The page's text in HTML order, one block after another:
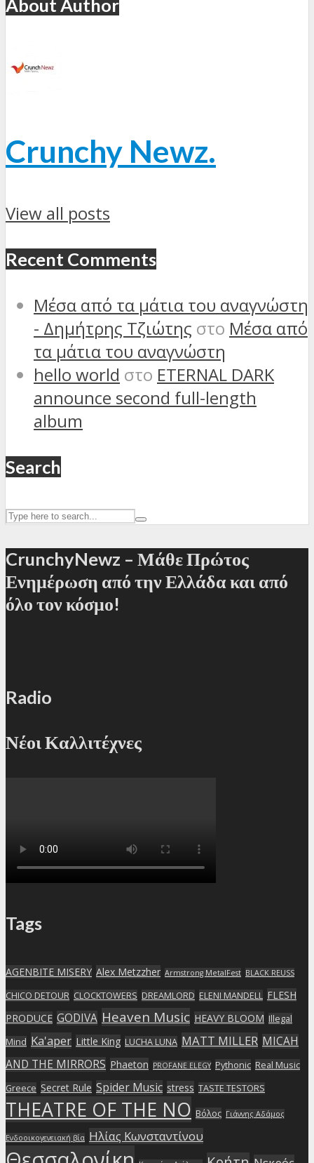
About Author
Crunchy Newz.
View all posts
Recent Comments
Μέσα από τα μάτια του αναγνώστη
- Δημήτρης Τζιώτης στο Μέσα από
τα μάτια του αναγνώστη
hello world στο ETERNAL DARK
announce second full-length
album
Search
CrunchyNewz – Μάθε Πρώτος
Ενημέρωση από την Ελλάδα και από
όλο τον κόσμο!
Radio
Νέοι Καλλιτέχνες
Tags
AGENBITE MISERY Alex Metzzher Armstrong MetalFest BLACK REUSS
CHICO DETOUR CLOCKTOWERS DREAMLORD ELENI MANDELL FLESH
PRODUCE GODIVA Heaven Music HEAVY BLOOM Illegal
Mind Ka'aper Little King LUCHA LUNA MATT MILLER MICAH
AND THE MIRRORS Phaeton PROFANE ELEGY Pythonic Real Music
Greece Secret Rule Spider Music stress TASTE TESTORS
THEATRE OF THE NO Βόλος Γιάννης Αδάμος
Ενδοοικογενειακή βία Ηλίας Κωνσταντίνου